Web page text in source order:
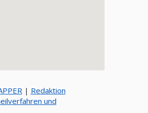
| Redaktion
und